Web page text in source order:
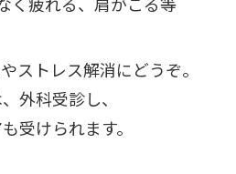
ストレス解消にどうぞ。
外科受診し、
受けられます。